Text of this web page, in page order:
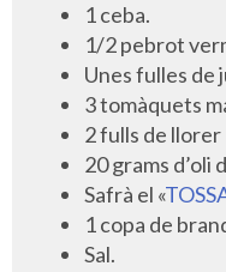
1 ceba.
1/2 pebrot
Unes fulles de
3 tomàquets
2 fulls de llorer
20 grams d’oli
Safrà el «
1 copa de
Sal.